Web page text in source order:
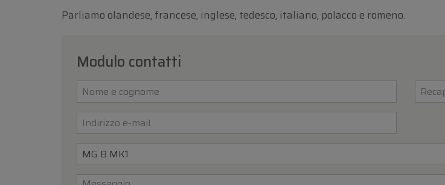
Parliamo olandese, francese, inglese, tedesco, italiano, polacco e romeno.
Modulo contatti